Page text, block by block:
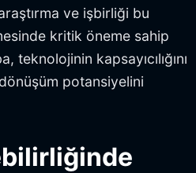
ve işbirliği bu
kritik öneme sahip
teknolojinin kapsayıcılığını
potansiyelini